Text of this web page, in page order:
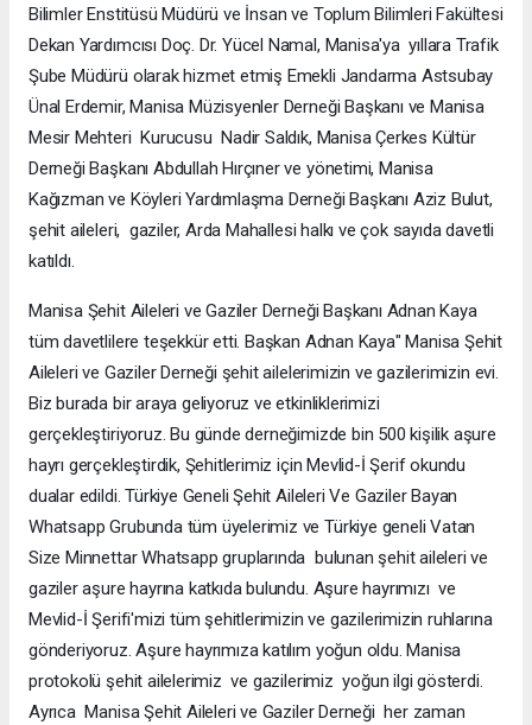
Bilimler Enstitüsü Müdürü ve İnsan ve Toplum Bilimleri Fakültesi
Dekan Yardımcısı Doç. Dr. Yücel Namal, Manisa'ya yıllara Trafik
Şube Müdürü olarak hizmet etmiş Emekli Jandarma Astsubay
Ünal Erdemir, Manisa Müzisyenler Derneği Başkanı ve Manisa
Mesir Mehteri Kurucusu Nadir Saldık, Manisa Çerkes Kültür
Derneği Başkanı Abdullah Hırçıner ve yönetimi, Manisa
Kağızman ve Köyleri Yardımlaşma Derneği Başkanı Aziz Bulut,
şehit aileleri, gaziler, Arda Mahallesi halkı ve çok sayıda davetli
katıldı.
Manisa Şehit Aileleri ve Gaziler Derneği Başkanı Adnan Kaya
tüm davetlilere teşekkür etti. Başkan Adnan Kaya" Manisa Şehit
Aileleri ve Gaziler Derneği şehit ailelerimizin ve gazilerimizin evi.
Biz burada bir araya geliyoruz ve etkinliklerimizi
gerçekleştiriyoruz. Bu günde derneğimizde bin 500 kişilik aşure
hayrı gerçekleştirdik, Şehitlerimiz için Mevlid-İ Şerif okundu
dualar edildi. Türkiye Geneli Şehit Aileleri Ve Gaziler Bayan
Whatsapp Grubunda tüm üyelerimiz ve Türkiye geneli Vatan
Size Minnettar Whatsapp gruplarında bulunan şehit aileleri ve
gaziler aşure hayrına katkıda bulundu. Aşure hayrımızı ve
Mevlid-İ Şerifi'mizi tüm şehitlerimizin ve gazilerimizin ruhlarına
gönderiyoruz. Aşure hayrımıza katılım yoğun oldu. Manisa
protokolü şehit ailelerimiz ve gazilerimiz yoğun ilgi gösterdi.
Ayrıca Manisa Şehit Aileleri ve Gaziler Derneği her zaman